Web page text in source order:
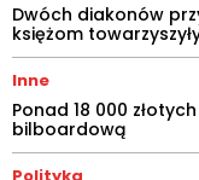
Dwóch diakonów
księżom
Inne
Ponad 18 000
bilboardową
Polityka